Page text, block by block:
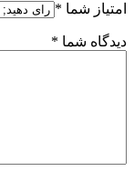
امتیاز شما *
دیدگاه شما *